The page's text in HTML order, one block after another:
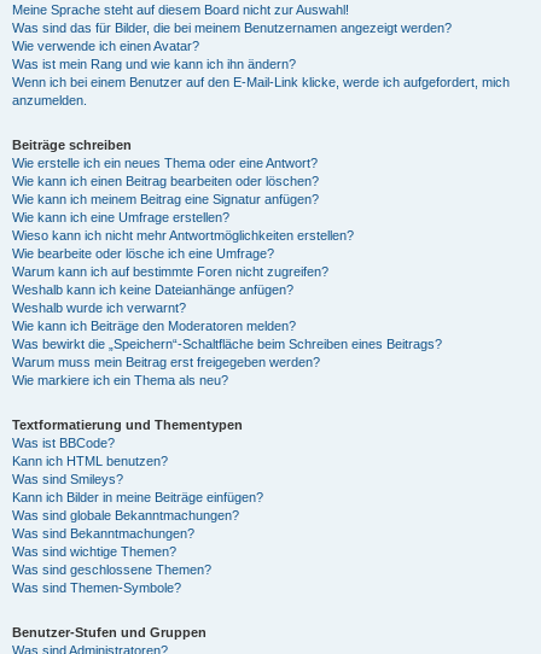
Meine Sprache steht auf diesem Board nicht zur Auswahl!
Was sind das für Bilder, die bei meinem Benutzernamen angezeigt werden?
Wie verwende ich einen Avatar?
Was ist mein Rang und wie kann ich ihn ändern?
Wenn ich bei einem Benutzer auf den E-Mail-Link klicke, werde ich aufgefordert, mich
anzumelden.
Beiträge schreiben
Wie erstelle ich ein neues Thema oder eine Antwort?
Wie kann ich einen Beitrag bearbeiten oder löschen?
Wie kann ich meinem Beitrag eine Signatur anfügen?
Wie kann ich eine Umfrage erstellen?
Wieso kann ich nicht mehr Antwortmöglichkeiten erstellen?
Wie bearbeite oder lösche ich eine Umfrage?
Warum kann ich auf bestimmte Foren nicht zugreifen?
Weshalb kann ich keine Dateianhänge anfügen?
Weshalb wurde ich verwarnt?
Wie kann ich Beiträge den Moderatoren melden?
Was bewirkt die „Speichern“-Schaltfläche beim Schreiben eines Beitrags?
Warum muss mein Beitrag erst freigegeben werden?
Wie markiere ich ein Thema als neu?
Textformatierung und Thementypen
Was ist BBCode?
Kann ich HTML benutzen?
Was sind Smileys?
Kann ich Bilder in meine Beiträge einfügen?
Was sind globale Bekanntmachungen?
Was sind Bekanntmachungen?
Was sind wichtige Themen?
Was sind geschlossene Themen?
Was sind Themen-Symbole?
Benutzer-Stufen und Gruppen
Was sind Administratoren?